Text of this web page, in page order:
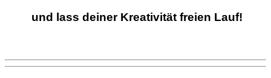
und lass deiner Kreativität freien Lauf!